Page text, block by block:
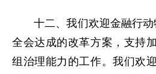
十二、我们欢迎金融行动
全会达成的改革方案，支持
组治理能力的工作。我们欢